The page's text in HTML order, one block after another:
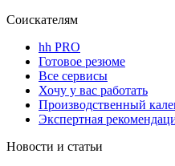
Соискателям
hh PRO
Готовое резюме
Все сервисы
Хочу у вас работать
Производственный
Экспертная
Новости и статьи